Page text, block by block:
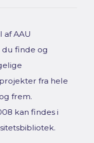
af AAU
finde og
fra hele
frem.
kan findes i